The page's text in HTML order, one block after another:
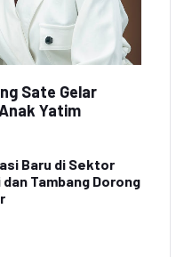
Sate Gelar
Yatim
Baru di Sektor
dan Tambang Dorong